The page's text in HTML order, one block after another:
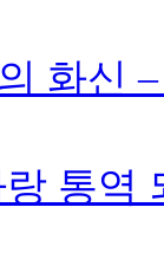
화신
통역